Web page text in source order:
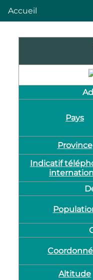
Accueil
Pays
Province
Indicatif
Altitude